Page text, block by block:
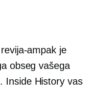
revija-ampakje
obseg vašega
Inside History vas